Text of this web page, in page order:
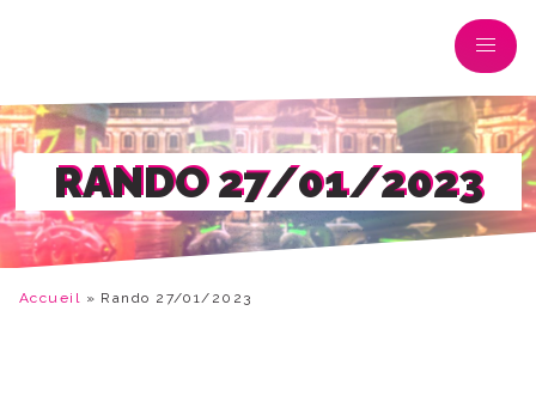
RANDO 27/01/2023
Accueil » Rando 27/01/2023